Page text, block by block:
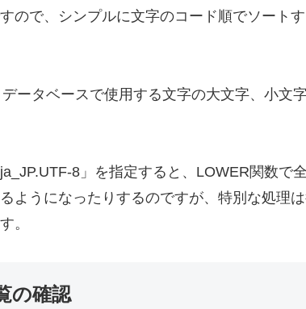
ので、シンプルに文字のコード順でソート
データベースで使用する文字の大文字、小文
8」を指定すると、LOWER関数で
ようになったりするのですが、特別な処理
。
の確認